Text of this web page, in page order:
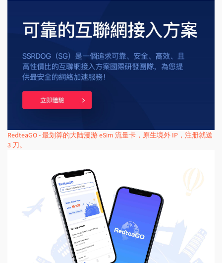
RedteaGO - 最划算的大陆漫游 eSim 流量卡，原生境外 IP，注册就送
3 刀。